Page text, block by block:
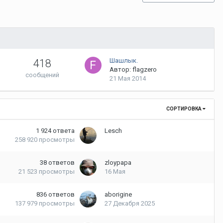
418
сообщений
Шашлык.
Автор: flagzero
21 Мая 2014
СОРТИРОВКА
1 924 ответа
258 920 просмотры
Lesch
38 ответов
21 523 просмотры
zloypapa
16 Мая
836 ответов
137 979 просмотры
aborigine
27 Декабря 2025